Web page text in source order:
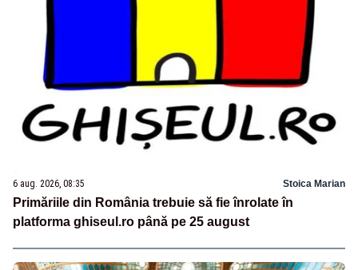
6 aug. 2026, 08:35 Stoica Marian
Primăriile din România trebuie să fie înrolate în
platforma ghiseul.ro până pe 25 august